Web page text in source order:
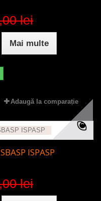
lei
Mai multe
Adaugă la comparație
ISPASP
lei